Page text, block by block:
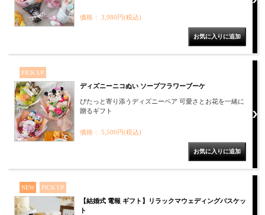
価格： 3,980円(税込)
PICK UP
ディズニーニコぬい ソープフラワーブーケ
ぴたっと寄り添うディズニーペア 可愛さとお花を一緒に
贈るギフト
価格： 5,500円(税込)
NEW PICK UP
【結婚式 電報 ギフト】リラックマウェディングバスケッ
ト